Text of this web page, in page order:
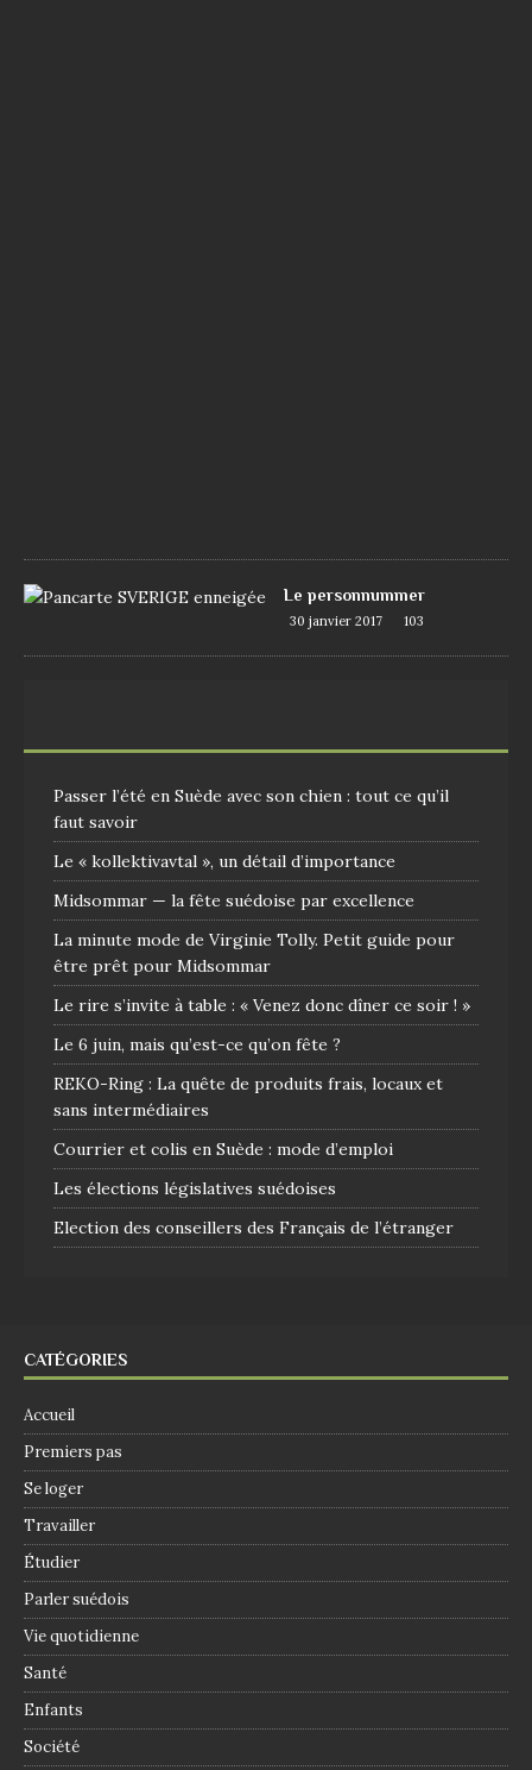
Le personnummer
30 janvier 2017 103
Passer l’été en Suède avec son chien : tout ce qu’il
faut savoir
Le « kollektivavtal », un détail d’importance
Midsommar — la fête suédoise par excellence
La minute mode de Virginie Tolly. Petit guide pour
être prêt pour Midsommar
Le rire s’invite à table : « Venez donc dîner ce soir ! »
Le 6 juin, mais qu’est-ce qu’on fête ?
REKO-Ring : La quête de produits frais, locaux et
sans intermédiaires
Courrier et colis en Suède : mode d’emploi
Les élections législatives suédoises
Election des conseillers des Français de l’étranger
CATÉGORIES
Accueil
Premiers pas
Se loger
Travailler
Étudier
Parler suédois
Vie quotidienne
Santé
Enfants
Société